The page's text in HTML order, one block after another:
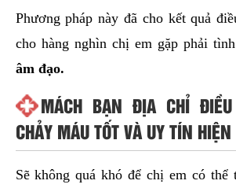
Phương pháp này đã cho kết quả
cho hàng nghìn chị em gặp phải
âm đạo.
MÁCH BẠN ĐỊA CHỈ
CHẢY MÁU TỐT VÀ UY TÍN HIỆN
Sẽ không quá khó để chị em có